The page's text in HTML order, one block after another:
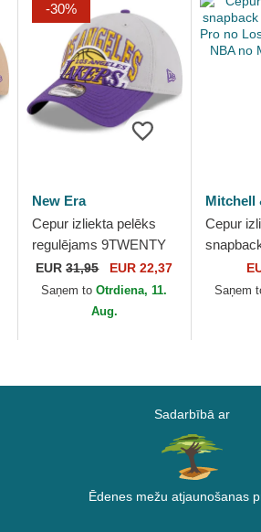
-30%
New Era
Cepur izliekta pelēks
regulējams 9TWENTY
Tip Off 2023 no Los
Angeles Lakers NBA no
EUR31,95 EUR 22,37
Saņem toOtrdiena, 11.
Aug.
Mitchell
Cepur
2.0 Pro
Lakers
Saņem
Sadarbībā ar
Ēdenes mežu atjaunošanas